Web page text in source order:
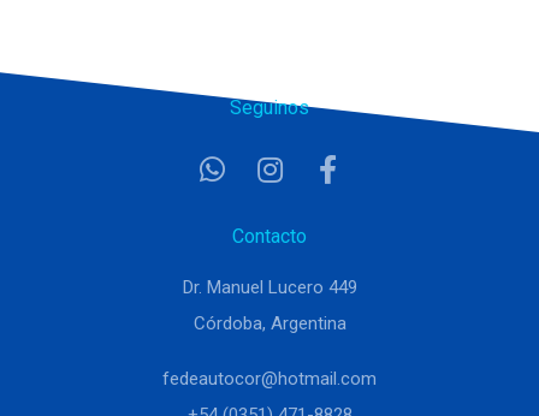
Seguinos
Contacto
Dr. Manuel Lucero 449
Córdoba, Argentina
fedeautocor@hotmail.com